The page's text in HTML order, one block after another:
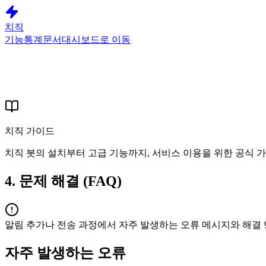
치직
기능통계 문서대시보드로 이동
치직 가이드
치직 봇의 설치부터 고급 기능까지, 서비스 이용을 위한 공식
4. 문제 해결 (FAQ)
알림 추가나 전송 과정에서 자주 발생하는 오류 메시지와 해결
자주 발생하는 오류